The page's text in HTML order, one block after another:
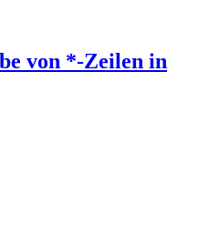
von *-Zeilen in